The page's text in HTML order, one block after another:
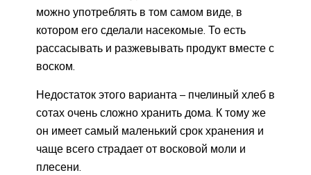
можно употреблять в том самом виде, в
котором его сделали насекомые. То есть
рассасывать и разжевывать продукт вместе с
воском.
Недостаток этого варианта – пчелиный хлеб в
сотах очень сложно хранить дома. К тому же
он имеет самый маленький срок хранения и
чаще всего страдает от восковой моли и
плесени.